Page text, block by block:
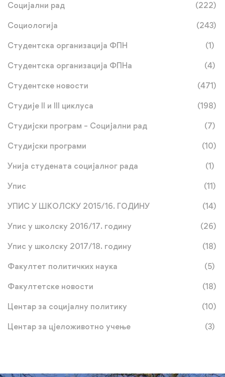
Социјални рад (222)
Социологија (243)
Студентска организација ФПН (1)
Студентска организација ФПНа (4)
Студентске новости (471)
Студије II и III циклуса (198)
Студијски програм – Социјални рад (7)
Студијски програми (10)
Унија студената социјалног рада (1)
Упис (11)
УПИС У ШКОЛСКУ 2015/16. ГОДИНУ (14)
Упис у школску 2016/17. годину (26)
Упис у школску 2017/18. годину (18)
Факултет политичких наука (5)
Факултетске новости (18)
Центар за социјалну политику (10)
Центар за цјеложивотно учење (3)